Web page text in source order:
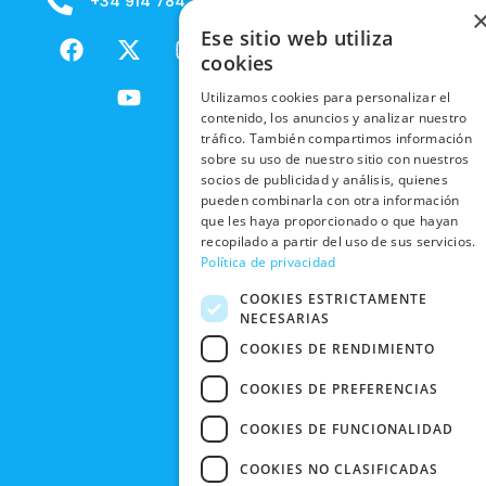
F
a
X
-
t
w
m
Y
o
u
t
NUESTOS
PRODUCTOS
SOCIAL
TRABAJA
CON
NOSOTROS
NUESTRAS
TIENDAS
FRIDAY
CONTACTO
NACIONALES
INTERNACIONALES
RECOGIDA
EN TIENDA
DEVOLUCIONES
Y CAMBIOS
CANCELAR
POLÍTICAS
PRIVACIDAD
EN RRSS
POLÍTICA DE
PRIVACIDAD
CONDICIONES
DE COMPRA
Ese sitio web utiliza
cookies
Utilizamos cookies para personalizar el
contenido, los anuncios y analizar nuestro
tráfico. También compartimos información
sobre su uso de nuestro sitio con nuestros
socios de publicidad y análisis, quienes
pueden combinarla con otra información
que les haya proporcionado o que hayan
recopilado a partir del uso de sus servicios.
Política de privacidad
COOKIES ESTRICTAMENTE
NECESARIAS
COOKIES DE RENDIMIENTO
COOKIES DE PREFERENCIAS
COOKIES DE FUNCIONALIDAD
COOKIES NO CLASIFICADAS